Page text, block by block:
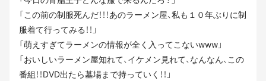
「この前の制服死んだ！！！あのラーメン屋、私も１０年ぶりに制
服着て行ってみる！！」
「萌えすぎてラーメンの情報が全く入ってこないwww」
「おいしいラーメン屋知れて、イケメン見れて、なんなん、この
番組！！DVD出たら墓場まで持っていく！！」